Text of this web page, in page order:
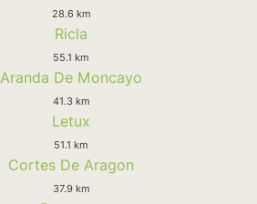
28.6 km
Ricla
55.1 km
Aranda De Moncayo
41.3 km
Letux
51.1 km
Cortes De Aragon
37.9 km